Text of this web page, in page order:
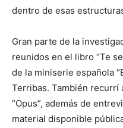
dentro de esas
Gran parte de la
reunidos en el libro “Te
de la miniserie española
Terribas. También recurrí
“Opus”, además de
material disponible